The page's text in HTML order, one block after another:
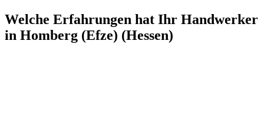
Welche Erfahrungen hat Ihr Handwerker
in Homberg (Efze) (Hessen)